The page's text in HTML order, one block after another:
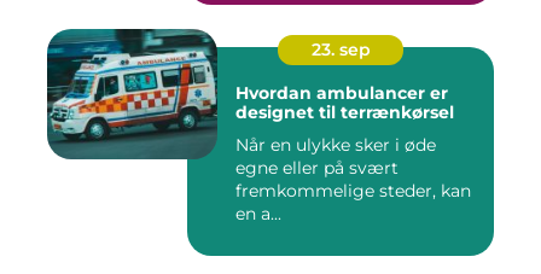
23. sep
Hvordan ambulancer er
designet til terrænkørsel
Når en ulykke sker i øde
egne eller på svært
fremkommelige steder, kan
en a...